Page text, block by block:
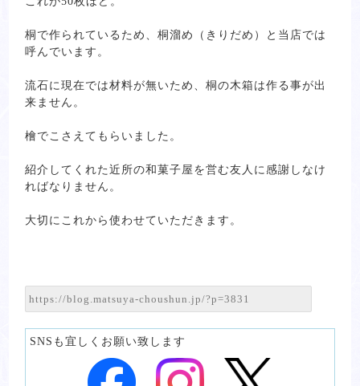
桐で作られているため、桐溜め（きりだめ）と当店では
呼んでいます。
流石に現在では材料が無いため、桐の木箱は作る事が出
来ません。
檜でこさえてもらいました。
紹介してくれた近所の和菓子屋を営む友人に感謝しなけ
ればなりません。
大切にこれから使わせていただきます。
SNSも宜しくお願い致します